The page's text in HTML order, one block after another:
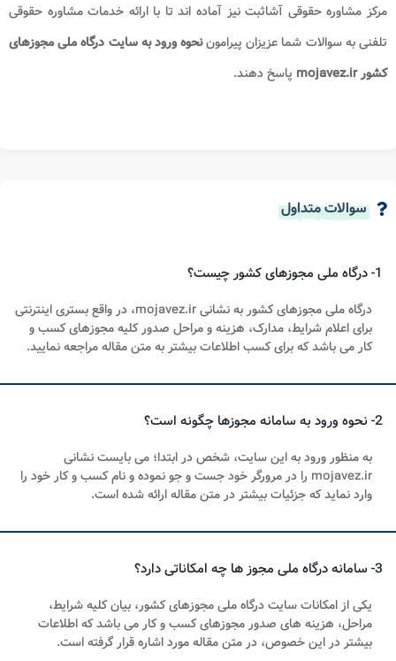
مرکز مشاوره حقوقی آشاثبت نیز آماده اند تا با ارائه خدمات مشاوره حقوقی
تلفنی به سوالات شما عزیزان پیراموننحوه ورود به سایت درگاه ملی مجوزهای
کشورmojavez.ir پاسخ دهند.
سوالات متداول
1- درگاه ملی مجوزهای کشور چیست؟
درگاه ملی مجوزهای کشور به نشانی mojavez.ir، در واقع بستری اینترنتی
برای اعلام شرایط، مدارک، هزینه و مراحل صدور کلیه مجوزهای کسب و
کار می باشد که برای کسب اطلاعات بیشتر به متن مقاله مراجعه نمایید.
2- نحوه ورود به سامانه مجوزها چگونه است؟
به منظور ورود به این سایت، شخص در ابتدا؛ می بایست نشانی
mojavez.ir را در مرورگر خود جست و جو نموده و نام کسب و کار خود را
وارد نماید که جزئیات بیشتر در متن مقاله ارائه شده است.
3- سامانه درگاه ملی مجوز ها چه امکاناتی دارد؟
یکی از امکانات سایت درگاه ملی مجوزهای کشور، بیان کلیه شرایط،
مراحل، هزینه های صدور مجوزهای کسب و کار می باشد که اطلاعات
بیشتر در این خصوص، در متن مقاله مورد اشاره قرار گرفته است.